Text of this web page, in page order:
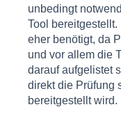
unbedingt
Tool
eher benötigt, da
und vor allem die
darauf aufgelistet
direkt die Prüfung
bereitgestellt wird.